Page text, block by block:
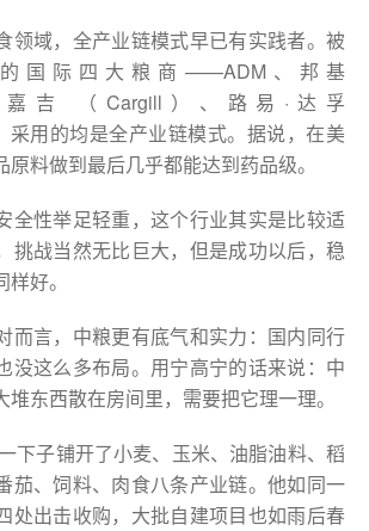
领域，全产业链模式早已有实践者。被
国际四大粮商——ADM、邦基
嘉吉 （Cargill）、路易·达孚
采用的均是全产业链模式。据说，在美
料做到最后几乎都能达到药品级。
全性举足轻重，这个行业其实是比较适
挑战当然无比巨大，但是成功以后，稳
好。
而言，中粮更有底气和实力：国内同行
没这么多布局。用宁高宁的话来说：中
东西散在房间里，需要把它理一理。
下子铺开了小麦、玉米、油脂油料、稻
茄、饲料、肉食八条产业链。他如同一
处出击收购，大批自建项目也如雨后春